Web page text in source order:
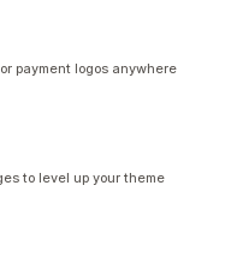
payment logos anywhere
to level up your theme